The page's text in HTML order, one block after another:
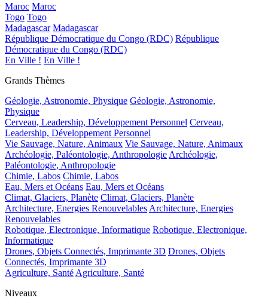
Maroc Maroc
Togo Togo
Madagascar Madagascar
République Démocratique du Congo (RDC) République
Démocratique du Congo (RDC)
En Ville ! En Ville !
Grands Thèmes
Géologie, Astronomie, Physique Géologie, Astronomie,
Physique
Cerveau, Leadership, Développement Personnel Cerveau,
Leadership, Développement Personnel
Vie Sauvage, Nature, Animaux Vie Sauvage, Nature, Animaux
Archéologie, Paléontologie, Anthropologie Archéologie,
Paléontologie, Anthropologie
Chimie, Labos Chimie, Labos
Eau, Mers et Océans Eau, Mers et Océans
Climat, Glaciers, Planète Climat, Glaciers, Planète
Architecture, Energies Renouvelables Architecture, Energies
Renouvelables
Robotique, Electronique, Informatique Robotique, Electronique,
Informatique
Drones, Objets Connectés, Imprimante 3D Drones, Objets
Connectés, Imprimante 3D
Agriculture, Santé Agriculture, Santé
Niveaux